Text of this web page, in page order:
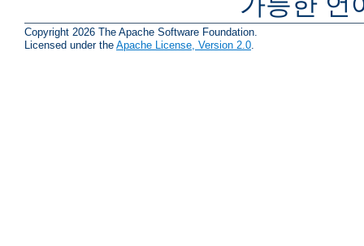
Copyright 2026 The Apache Software Foundation.
Licensed under the Apache License, Version 2.0.